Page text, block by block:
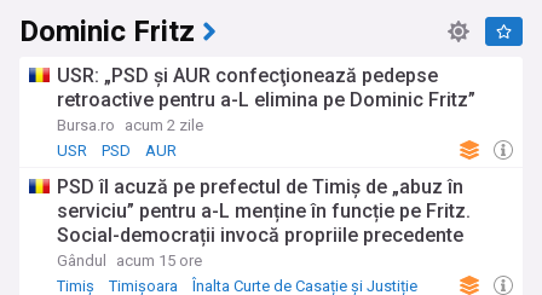
Dominic Fritz
USR: „PSD şi AUR confecţionează pedepse
retroactive pentru a-L elimina pe Dominic Fritz”
Bursa.ro
acum 2 zile
USR
PSD AUR
PSD îl acuză pe prefectul de Timiș de „abuz în
serviciu” pentru a-L menține în funcție pe Fritz.
Social-democrații invocă propriile precedente
Gândul
acum 15 ore
Timiș
Timișoara Înalta Curte de Casație și Justiție